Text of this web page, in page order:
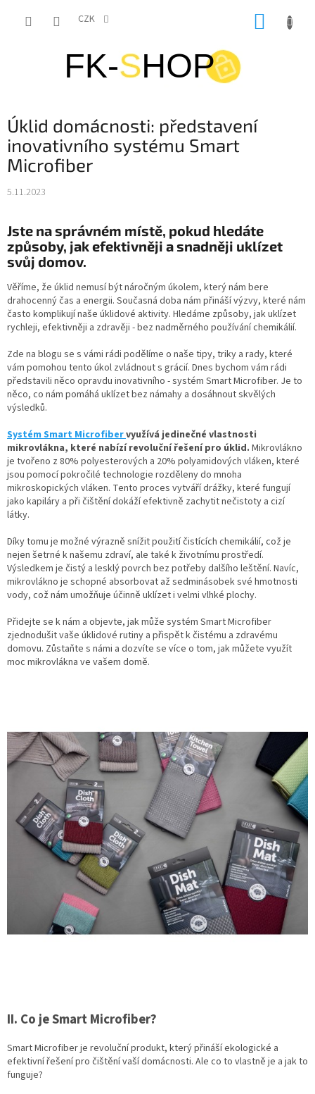
CZK
Úklid domácnosti: představení
inovativního systému Smart
Microfiber
5.11.2023
Jste na správném místě, pokud hledáte
způsoby, jak efektivněji a snadněji uklízet
svůj domov.
Věříme, že úklid nemusí být náročným úkolem, který nám bere
drahocenný čas a energii. Současná doba nám přináší výzvy, které nám
často komplikují naše úklidové aktivity. Hledáme způsoby, jak uklízet
rychleji, efektivněji a zdravěji - bez nadměrného používání chemikálií.
Zde na blogu se s vámi rádi podělíme o naše tipy, triky a rady, které
vám pomohou tento úkol zvládnout s grácií. Dnes bychom vám rádi
představili něco opravdu inovativního - systém Smart Microfiber. Je to
něco, co nám pomáhá uklízet bez námahy a dosáhnout skvělých
výsledků.
Systém Smart Microfibervyužívá jedinečné vlastnosti
mikrovlákna, které nabízí revoluční řešení pro úklid. Mikrovlákno
je tvořeno z 80% polyesterových a 20% polyamidových vláken, které
jsou pomocí pokročilé technologie rozděleny do mnoha
mikroskopických vláken. Tento proces vytváří drážky, které fungují
jako kapiláry a při čištění dokáží efektivně zachytit nečistoty a cizí
látky.
Díky tomu je možné výrazně snížit použití čistících chemikálií, což je
nejen šetrné k našemu zdraví, ale také k životnímu prostředí.
Výsledkem je čistý a lesklý povrch bez potřeby dalšího leštění. Navíc,
mikrovlákno je schopné absorbovat až sedminásobek své hmotnosti
vody, což nám umožňuje účinně uklízet i velmi vlhké plochy.
Přidejte se k nám a objevte, jak může systém Smart Microfiber
zjednodušit vaše úklidové rutiny a přispět k čistému a zdravému
domovu. Zůstaňte s námi a dozvíte se více o tom, jak můžete využít
moc mikrovlákna ve vašem domě.
II. Co je Smart Microfiber?
Smart Microfiber je revoluční produkt, který přináší ekologické a
efektivní řešení pro čištění vaší domácnosti. Ale co to vlastně je a jak to
funguje?